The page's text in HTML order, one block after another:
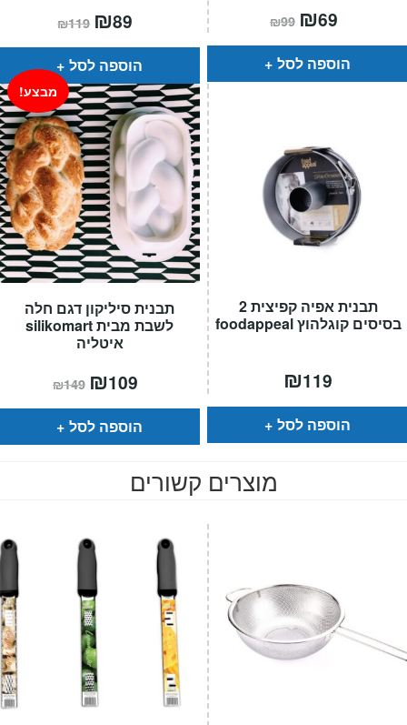
₪119 המחיר
המקורי
היה:
₪119.
₪89
הוא:
הוספה לסל
₪99 המחיר
המקורי
היה:
₪99.
₪69
הוא:
הוספה לסל
תבנית סיליקון דגם חלה
לשבת מבית silikomart
איטליה
מבצע!
₪149 המחיר
המקורי
היה:
₪149.
₪109
הוא:
הוספה לסל
תבנית אפיה קפיצית 2
בסיסים קוגלהוץ foodappeal
₪119
הוספה לסל
מוצרים קשורים